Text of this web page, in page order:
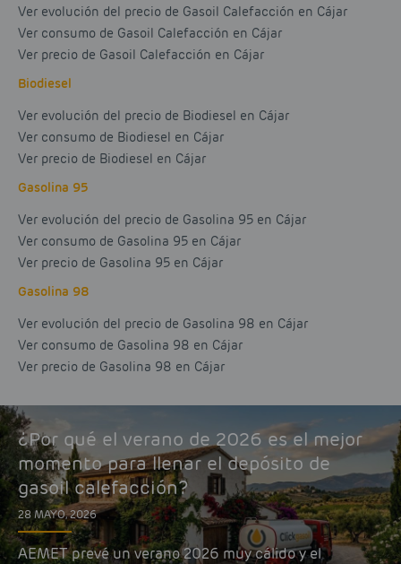
Ver evolución del precio de Gasoil Calefacción en Cájar
Ver consumo de Gasoil Calefacción en Cájar
Ver precio de Gasoil Calefacción en Cájar
Biodiesel
Ver evolución del precio de Biodiesel en Cájar
Ver consumo de Biodiesel en Cájar
Ver precio de Biodiesel en Cájar
Gasolina 95
Ver evolución del precio de Gasolina 95 en Cájar
Ver consumo de Gasolina 95 en Cájar
Ver precio de Gasolina 95 en Cájar
Gasolina 98
Ver evolución del precio de Gasolina 98 en Cájar
Ver consumo de Gasolina 98 en Cájar
Ver precio de Gasolina 98 en Cájar
¿Por qué el verano de 2026 es el mejor
momento para llenar el depósito de
gasoil calefacción?
28 MAYO, 2026
AEMET prevé un verano 2026 muy cálido y el